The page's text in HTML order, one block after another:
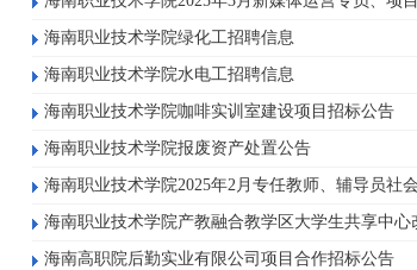
海南职业技术学院绿化工招聘信息
海南职业技术学院水电工招聘信息
海南职业技术学院咖啡实训室建设项目招标公告
海南职业技术学院报废资产处置公告
海南职业技术学院2025年2月专任教师、辅导员社
海南职业技术学院产教融合教学区大学生共享中
海南高职院后勤实业有限公司项目合作招标公告